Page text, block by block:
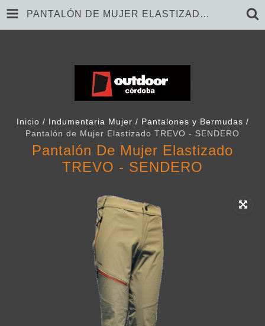
PANTALÓN DE MUJER ELASTIZADO TREVO - SENDERO
Inicio / Indumentaria Mujer / Pantalones y Bermudas /
Pantalón de Mujer Elastizado TREVO - SENDERO
Pantalón De Mujer Elastizado
TREVO - SENDERO